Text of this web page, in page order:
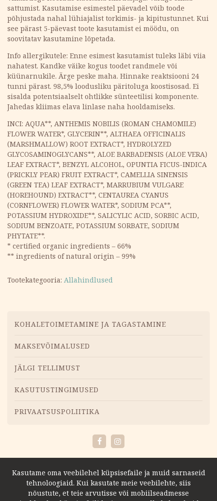
sattumist. Kasutamise esimestel päevadel võib toode
põhjustada nahal lühiajalist torkimis- ja kipitustunnet. Kui
see pärast 5-päevast toote kasutamist ei möödu, on
soovitatav kasutamine lõpetada.
Info allergikutele: Enne esimest kasutamist tuleks läbi viia
nahatest. Kandke väike kogus toodet randmele või
küünarnukile. Ärge peske maha. Hinnake reaktsiooni 24
tunni pärast. 98,5% loodusliku päritoluga koostisosad. Ei
sisalda potentsiaalselt ohtlikke sünteetilisi komponente.
Jahedas kliimas elava linlase naha hooldamiseks.
INCI: AQUA**, ANTHEMIS NOBILIS (ROMAN CHAMOMILE)
FLOWER WATER*, GLYCERIN**, ALTHAEA OFFICINALIS
(MARSHMALLOW) ROOT EXTRACT*, HYDROLYZED
GLYCOSAMINOGLYCANS**, ALOE BARBADENSIS (ALOE VERA)
LEAF EXTRACT*, BENZYL ALCOHOL, OPUNTIA FICUS-INDICA
(PRICKLY PEAR) FRUIT EXTRACT*, CAMELLIA SINENSIS
(GREEN TEA) LEAF EXTRACT*, MARRUBIUM VULGARE
(HOREHOUND) EXTRACT**, CENTAUREA CYANUS
(CORNFLOWER) FLOWER WATER*, SODIUM PCA**,
POTASSIUM HYDROXIDE**, SALICYLIC ACID, SORBIC ACID,
SODIUM BENZOATE, POTASSIUM SORBATE, SODIUM
PHYTATE**.
* certified organic ingredients – 66%
** ingredients of natural origin – 99%
Tootekategooria: Allahindlused
Menüü
KOHALETOIMETAMINE JA TAGASTAMINE
MAKSEVÕIMALUSED
JÄLGI TELLIMUST
KASUTUSTINGIMUSED
PRIVAATSUSPOLIITIKA
FacebookInstagram
Kasutame oma veebilehel küpsisefaile ja muid sarnaseid
tehnoloogiaid. Kui kasutate meie veebilehte, siis
nõustute, et teie arvutisse või mobiilseadmesse